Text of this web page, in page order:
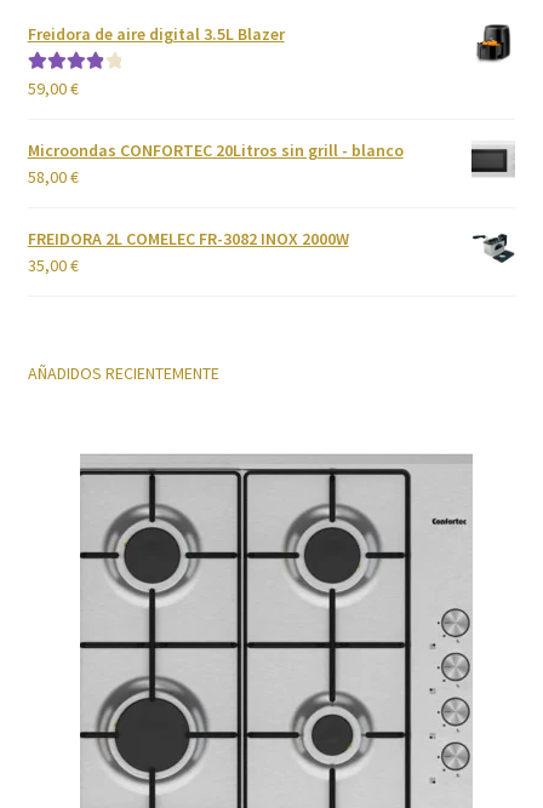
Freidora de aire digital 3.5L Blazer
Valorado
59,00€
Microondas CONFORTEC 20Litros sin grill - blanco
58,00€
FREIDORA 2L COMELEC FR-3082 INOX 2000W
35,00€
AÑADIDOS RECIENTEMENTE